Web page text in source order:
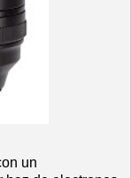
un